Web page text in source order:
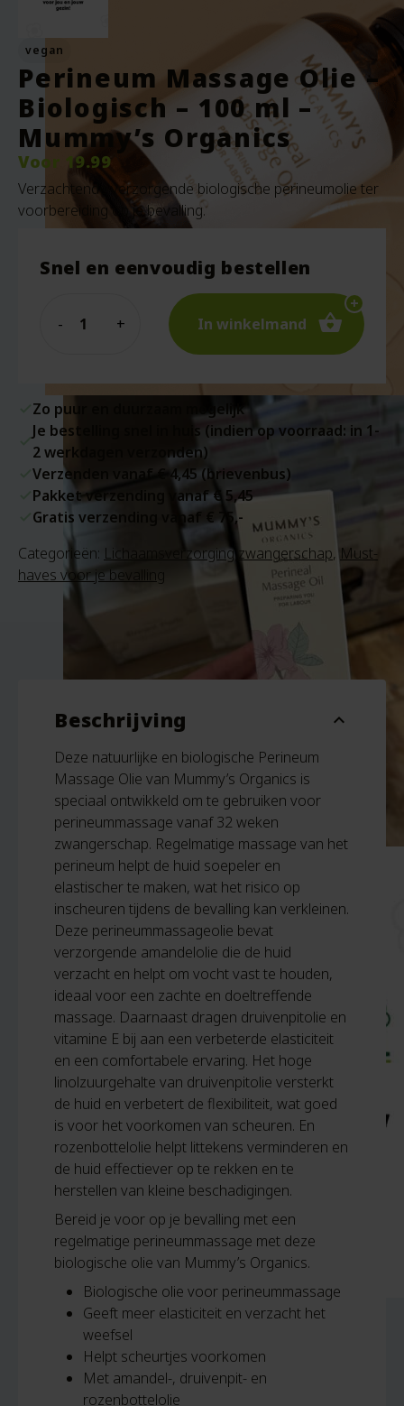
vegan
Perineum Massage Olie –
Biologisch – 100 ml –
Mummy’s Organics
Voor 19.99
Verzachtende verzorgende biologische perineumolie ter
voorbereiding op je bevalling.
Snel en eenvoudig bestellen
In winkelmand
Zo puur en duurzaam mogelijk
Je bestelling snel in huis (indien op voorraad: in 1-
2 werkdagen verzonden)
Verzenden vanaf € 4,45 (brievenbus)
Pakket verzending vanaf € 5,45
Gratis verzending vanaf € 75,-
Categorieën: Lichaamsverzorging zwangerschap,Must-
haves voor je bevalling
Beschrijving expand_more
Deze natuurlijke en biologische Perineum
Massage Olie van Mummy’s Organics is
speciaal ontwikkeld om te gebruiken voor
perineummassage vanaf 32 weken
zwangerschap. Regelmatige massage van het
perineum helpt de huid soepeler en
elastischer te maken, wat het risico op
inscheuren tijdens de bevalling kan verkleinen.
Deze perineummassageolie bevat
verzorgende amandelolie die de huid
verzacht en helpt om vocht vast te houden,
ideaal voor een zachte en doeltreffende
massage. Daarnaast dragen druivenpitolie en
vitamine E bij aan een verbeterde elasticiteit
en een comfortabele ervaring. Het hoge
linolzuurgehalte van druivenpitolie versterkt
de huid en verbetert de flexibiliteit, wat goed
is voor het voorkomen van scheuren. En
rozenbottelolie helpt littekens verminderen en
de huid effectiever op te rekken en te
herstellen van kleine beschadigingen.
Bereid je voor op je bevalling met een
regelmatige perineummassage met deze
biologische olie van Mummy’s Organics.
Biologische olie voor perineummassage
Geeft meer elasticiteit en verzacht het
weefsel
Helpt scheurtjes voorkomen
Met amandel-, druivenpit- en
rozenbottelolie